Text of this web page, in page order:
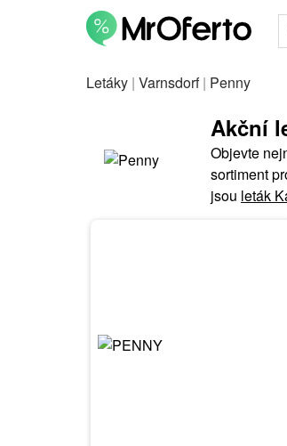
Letáky | Varnsdorf| Penny
Akční
Objevte
sortiment
jsou leták